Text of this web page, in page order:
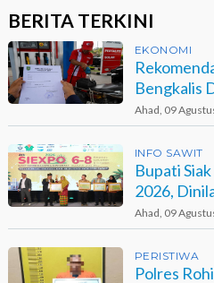
BERITA TERKINI
EKONOMI
Bengkalis
Ahad, 09
INFO SAWIT
Bupati
2026,
Sawit
Ahad, 09
PERISTIWA
Polres